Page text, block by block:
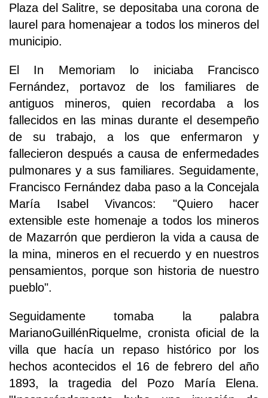
Plaza del Salitre, se depositaba una corona de
laurel para homenajear a todos los mineros del
municipio.
El In Memoriam lo iniciaba Francisco
Fernández, portavoz de los familiares de
antiguos mineros, quien recordaba a los
fallecidos en las minas durante el desempeño
de su trabajo, a los que enfermaron y
fallecieron después a causa de enfermedades
pulmonares y a sus familiares. Seguidamente,
Francisco Fernández daba paso a la Concejala
María Isabel Vivancos: "Quiero hacer
extensible este homenaje a todos los mineros
de Mazarrón que perdieron la vida a causa de
la mina, mineros en el recuerdo y en nuestros
pensamientos, porque son historia de nuestro
pueblo".
Seguidamente tomaba la palabra
MarianoGuillénRiquelme, cronista oficial de la
villa que hacía un repaso histórico por los
hechos acontecidos el 16 de febrero del año
1893, la tragedia del Pozo María Elena.